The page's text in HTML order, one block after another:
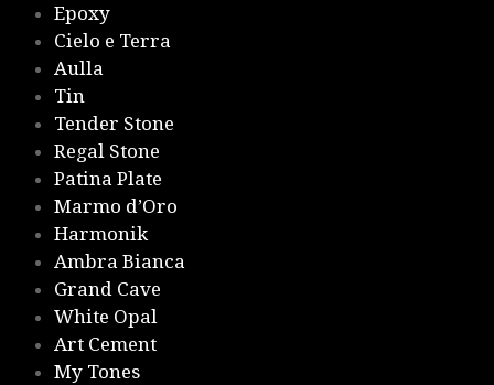
Epoxy
Cielo e Terra
Aulla
Tin
Tender Stone
Regal Stone
Patina Plate
Marmo d’Oro
Harmonik
Ambra Bianca
Grand Cave
White Opal
Art Cement
My Tones